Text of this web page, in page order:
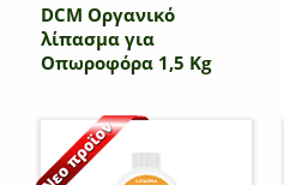
DCM Οργανικό
λίπασμα για
Οπωροφόρα 1,5 Kg